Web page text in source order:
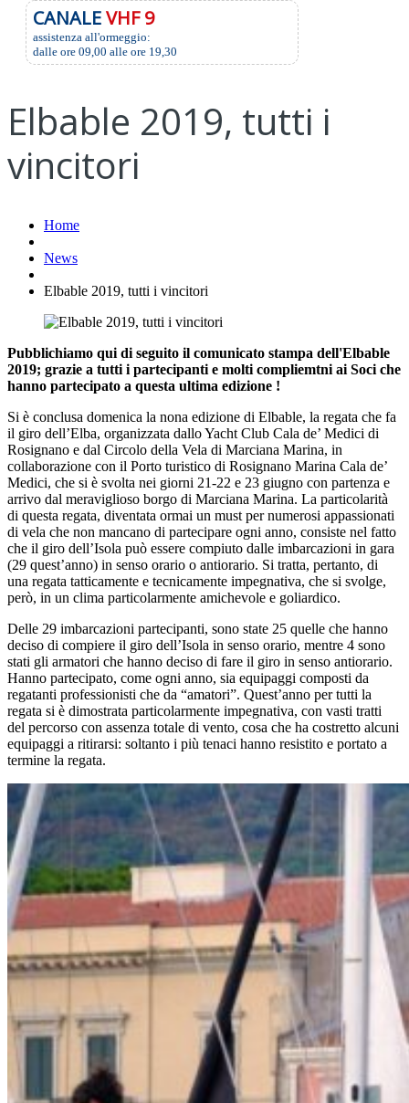
CANALEVHF 9
assistenza all'ormeggio:
dalle ore 09,00 alle ore 19,30
Elbable 2019, tutti i
vincitori
Home
News
Elbable 2019, tutti i vincitori
Pubblichiamo qui di seguito il comunicato stampa dell'Elbable
2019; grazie a tutti i partecipanti e molti compliemtni ai Soci che
hanno partecipato a questa ultima edizione !
Si è conclusa domenica la nona edizione di Elbable, la regata che fa
il giro dell’Elba, organizzata dallo Yacht Club Cala de’ Medici di
Rosignano e dal Circolo della Vela di Marciana Marina, in
collaborazione con il Porto turistico di Rosignano Marina Cala de’
Medici, che si è svolta nei giorni 21-22 e 23 giugno con partenza e
arrivo dal meraviglioso borgo di Marciana Marina. La particolarità
di questa regata, diventata ormai un must per numerosi appassionati
di vela che non mancano di partecipare ogni anno, consiste nel fatto
che il giro dell’Isola può essere compiuto dalle imbarcazioni in gara
(29 quest’anno) in senso orario o antiorario. Si tratta, pertanto, di
una regata tatticamente e tecnicamente impegnativa, che si svolge,
però, in un clima particolarmente amichevole e goliardico.
Delle 29 imbarcazioni partecipanti, sono state 25 quelle che hanno
deciso di compiere il giro dell’Isola in senso orario, mentre 4 sono
stati gli armatori che hanno deciso di fare il giro in senso antiorario.
Hanno partecipato, come ogni anno, sia equipaggi composti da
regatanti professionisti che da “amatori”. Quest’anno per tutti la
regata si è dimostrata particolarmente impegnativa, con vasti tratti
del percorso con assenza totale di vento, cosa che ha costretto alcuni
equipaggi a ritirarsi: soltanto i più tenaci hanno resistito e portato a
termine la regata.